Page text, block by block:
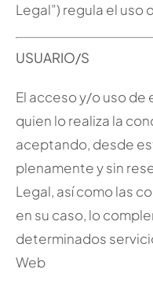
Legal”) regula el uso
USUARIO/S
El acceso y/o uso
quien lo realiza la
aceptando, desde
plenamente y sin
Legal, así como las
en su caso, lo
determinados
Web